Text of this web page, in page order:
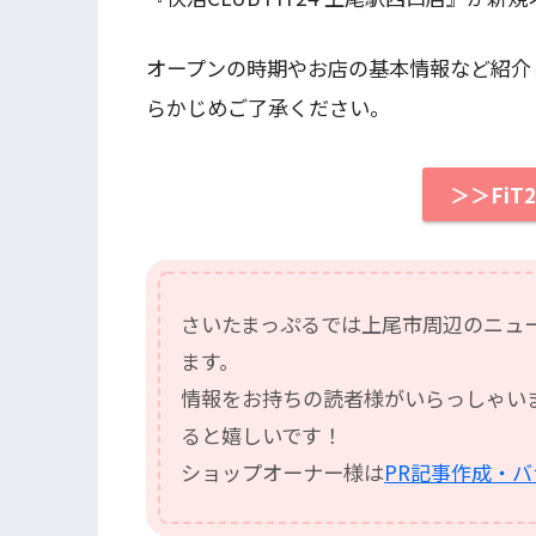
オープンの時期やお店の基本情報など紹
らかじめご了承ください。
＞＞
さいたまっぷるでは上尾市周辺のニ
ます。
情報をお持ちの読者様がいらっしゃい
ると嬉しいです！
ショップオーナー様はPR記事作成・